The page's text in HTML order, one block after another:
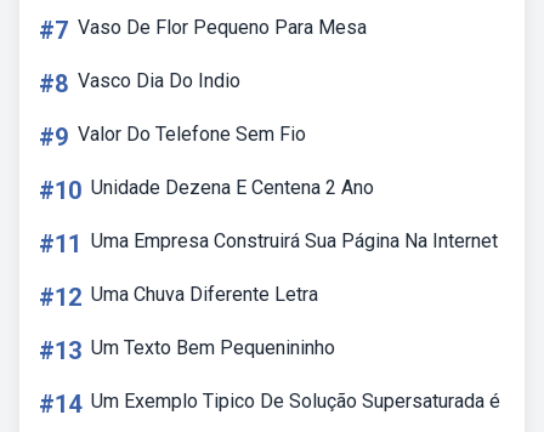
#7 Vaso De Flor Pequeno Para Mesa
#8 Vasco Dia Do Indio
#9 Valor Do Telefone Sem Fio
#10 Unidade Dezena E Centena 2 Ano
#11 Uma Empresa Construirá Sua Página Na Internet
#12 Uma Chuva Diferente Letra
#13 Um Texto Bem Pequenininho
#14 Um Exemplo Tipico De Solução Supersaturada é